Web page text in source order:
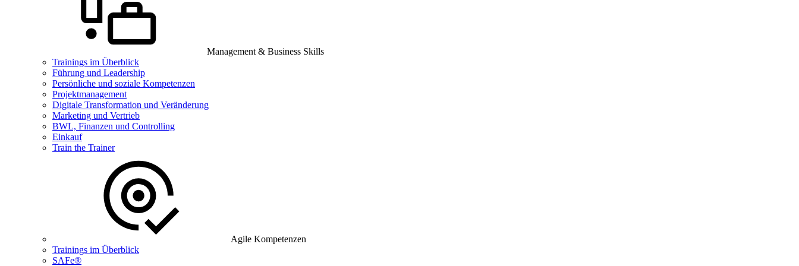
Management & Business Skills
Trainings im Überblick
Führung und Leadership
Persönliche und soziale Kompetenzen
Projektmanagement
Digitale Transformation und Veränderung
Marketing und Vertrieb
BWL, Finanzen und Controlling
Einkauf
Train the Trainer
Agile Kompetenzen
Trainings im Überblick
SAFe®